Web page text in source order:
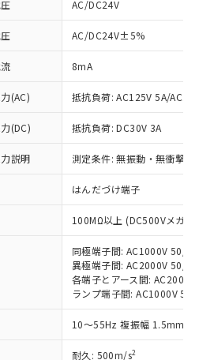
AC/DC24V
AC/DC24V±5%
8mA
(AC) 抵抗負荷: AC125V 5A/
(DC) 抵抗負荷: DC30V 3A
説明 測定条件: 無振動・無衝撃
はんだづけ端子
100MΩ以上 (DC500Vメガ)
同極端子間: AC1000V 50/
異極端子間: AC2000V 50/
各端子とアース間:
ランプ端子間: AC1000V
10～55Hz 複振幅 1.5mm (
耐久: 500m/s2
みいただき、同意のうえ
、当社制御機器事業取扱
RoHS指令（10物質）の
製品が提供可能な商品で
指令（10物質）の非含
に切り替える予定のある
RoHS指令（10物質）の
商品で、対応品を出す予
RoHS指令（10物質）の
を調査中または確認中の